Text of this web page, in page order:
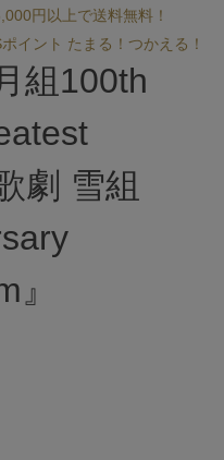
円以上で送料無料！
ポイント たまる！つかえる！
組100th
劇 雪組